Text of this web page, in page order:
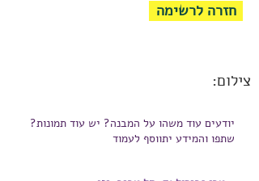
חזרה לרשימה
צילום:
יודעים עוד משהו על המבנה? יש עוד תמונות?
שתפו והמידע יתווסף לעמוד